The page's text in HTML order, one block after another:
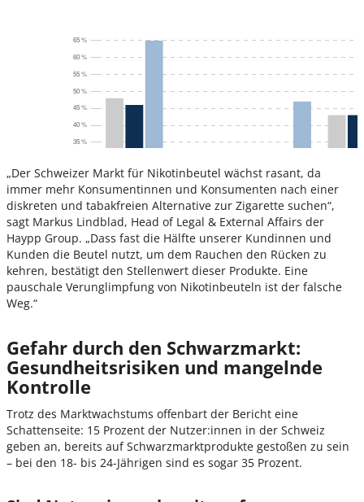
„Der Schweizer Markt für Nikotinbeutel wächst rasant, da
immer mehr Konsumentinnen und Konsumenten nach einer
diskreten und tabakfreien Alternative zur Zigarette suchen“,
sagt Markus Lindblad, Head of Legal & External Affairs der
Haypp Group. „Dass fast die Hälfte unserer Kundinnen und
Kunden die Beutel nutzt, um dem Rauchen den Rücken zu
kehren, bestätigt den Stellenwert dieser Produkte. Eine
pauschale Verunglimpfung von Nikotinbeuteln ist der falsche
Weg.“
Gefahr durch den Schwarzmarkt:
Gesundheitsrisiken und mangelnde
Kontrolle
Trotz des Marktwachstums offenbart der Bericht eine
Schattenseite: 15 Prozent der Nutzer:innen in der Schweiz
geben an, bereits auf Schwarzmarktprodukte gestoßen zu sein
– bei den 18- bis 24-Jährigen sind es sogar 35 Prozent.